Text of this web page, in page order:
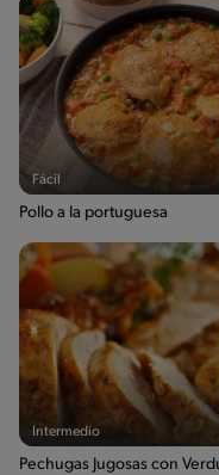
Fácil
Pollo a la portuguesa
Intermedio
Pechugas Jugosas con